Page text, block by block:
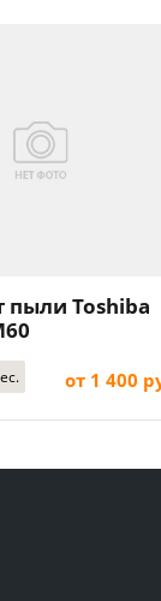
пыли Toshiba
от 1 400